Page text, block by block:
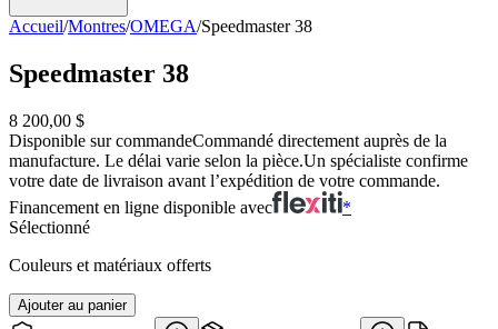
Accueil/Montres/OMEGA/Speedmaster 38
Speedmaster 38
8 200,00 $
Disponible sur commandeCommandé directement auprès de la
manufacture. Le délai varie selon la pièce.Un spécialiste confirme
votre date de livraison avant l’expédition de votre commande.
Financement en ligne disponible avec
*
Sélectionné
Couleurs et matériaux offerts
Ajouter au panier